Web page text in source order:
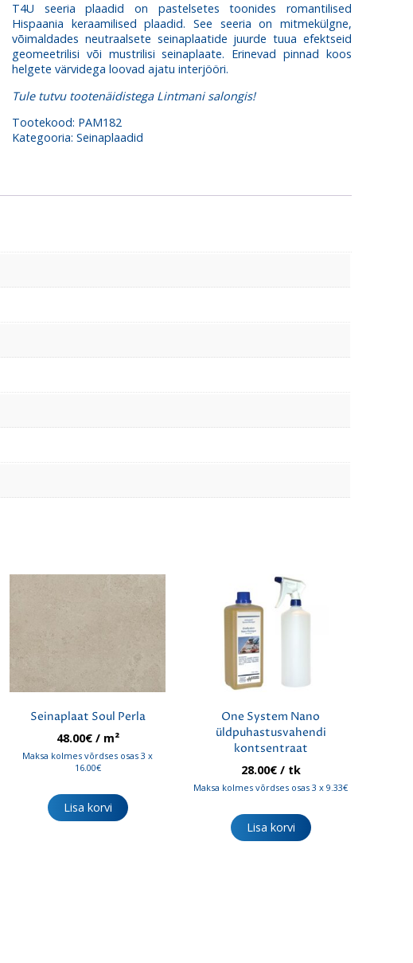
T4U seeria plaadid on pastelsetes toonides romantilised
Hispaania keraamilised plaadid. See seeria on mitmekülgne,
võimaldades neutraalsete seinaplaatide juurde tuua efektseid
geomeetrilisi või mustrilisi seinaplaate. Erinevad pinnad koos
helgete värvidega loovad ajatu interjööri.
Tule tutvu tootenäidistegaLintmani salongis!
Tootekood: PAM182
Kategooria: Seinaplaadid
Seinaplaat Soul Perla
48.00€/ m²
Maksa kolmes võrdses osas 3 x
16.00€
Lisa korvi
One System Nano
üldpuhastusvahendi
kontsentraat
28.00€/ tk
Maksa kolmes võrdses osas 3 x 9.33€
Lisa korvi